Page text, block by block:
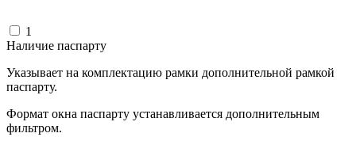
1
Наличие паспарту
Указывает на комплектацию рамки дополнительной рамкой
паспарту.
Формат окна паспарту устанавливается дополнительным
фильтром.